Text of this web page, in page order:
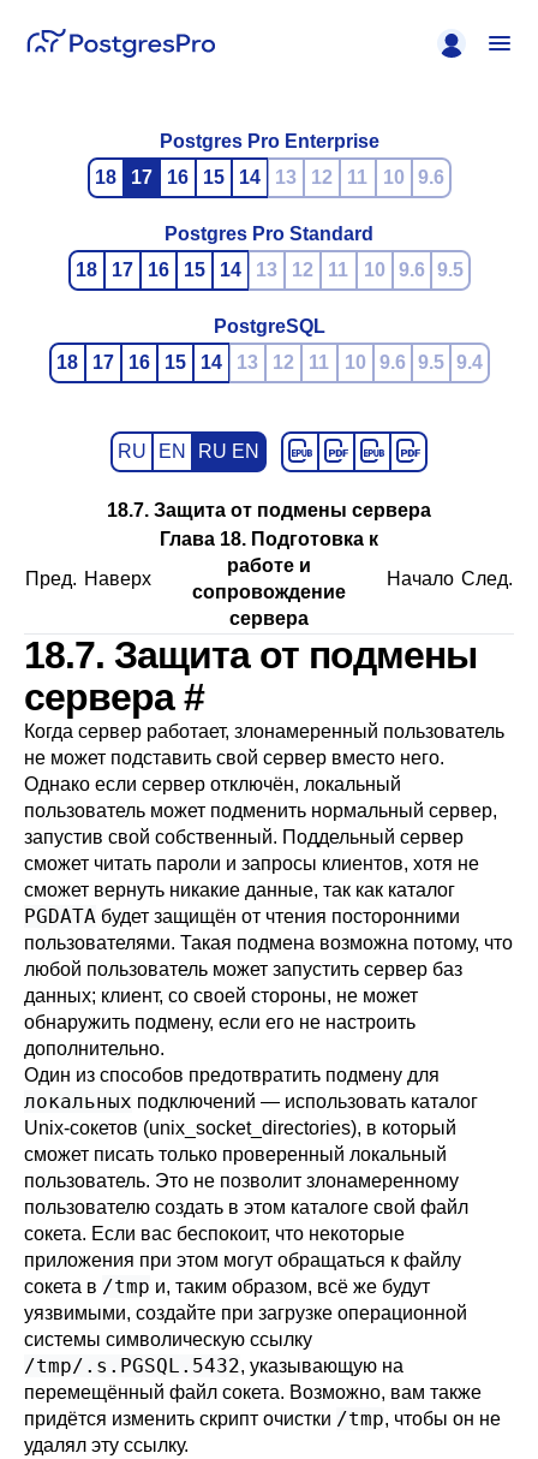
Postgres Pro Enterprise
18
17 16 15 14 13 12 11 10 9.6
Postgres Pro Standard
18
17 16 15 14 13 12 11 10 9.6 9.5
PostgreSQL
18
17 16 15 14 13 12 11 10 9.6 9.5 9.4
RU EN RU EN
18.7. Защита от подмены сервера
Пред. Наверх
Глава 18. Подготовка к
работе и
сопровождение
сервера
Начало След.
18.7. Защита от подмены
сервера#
Когда сервер работает, злонамеренный пользователь
не может подставить свой сервер вместо него.
Однако если сервер отключён, локальный
пользователь может подменить нормальный сервер,
запустив свой собственный. Поддельный сервер
сможет читать пароли и запросы клиентов, хотя не
сможет вернуть никакие данные, так как каталог
PGDATA будет защищён от чтения посторонними
пользователями. Такая подмена возможна потому, что
любой пользователь может запустить сервер баз
данных; клиент, со своей стороны, не может
обнаружить подмену, если его не настроить
дополнительно.
Один из способов предотвратить подмену для
локальных подключений — использовать каталог
Unix-сокетов (unix_socket_directories), в который
сможет писать только проверенный локальный
пользователь. Это не позволит злонамеренному
пользователю создать в этом каталоге свой файл
сокета. Если вас беспокоит, что некоторые
приложения при этом могут обращаться к файлу
сокета в /tmp и, таким образом, всё же будут
уязвимыми, создайте при загрузке операционной
системы символическую ссылку
/tmp/.s.PGSQL.5432, указывающую на
перемещённый файл сокета. Возможно, вам также
придётся изменить скрипт очистки /tmp, чтобы он не
удалял эту ссылку.